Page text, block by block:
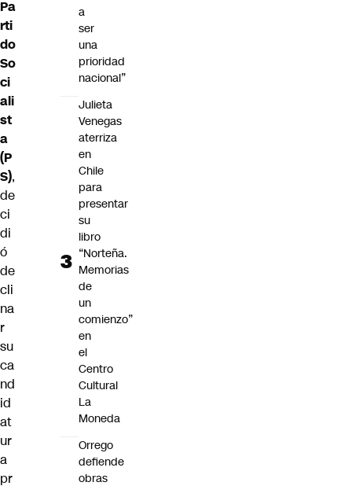
Pa
rti
do
So
ci
ali
st
a
(P
S),
de
ci
di
ó
de
cli
na
r
su
ca
nd
id
at
ur
a
pr
a
ser
una
prioridad
nacional”
Julieta
Venegas
aterriza
en
Chile
para
presentar
su
libro
“Norteña.
Memorias
de
un
comienzo”
en
el
Centro
Cultural
La
Moneda
Orrego
defiende
obras